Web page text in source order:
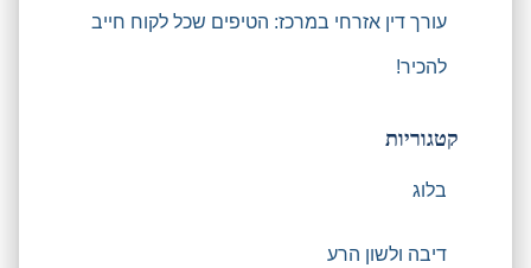
עורך דין אזרחי במרכז: הטיפים שכל לקוח חייב
להכיר!
קטגוריות
בלוג
דיבה ולשון הרע